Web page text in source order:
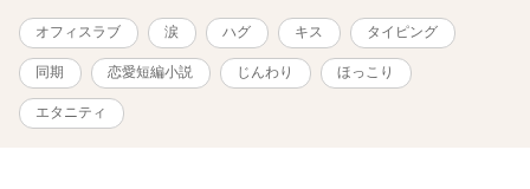
オフィスラブ 涙 ハグ キス タイピング
同期 恋愛短編小説 じんわり ほっこり
エタニティ